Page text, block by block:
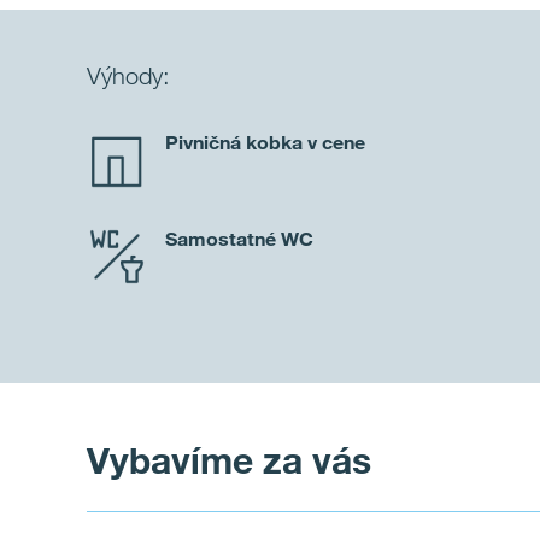
Výhody:
Pivničná kobka v cene
Samostatné WC
Vybavíme za vás